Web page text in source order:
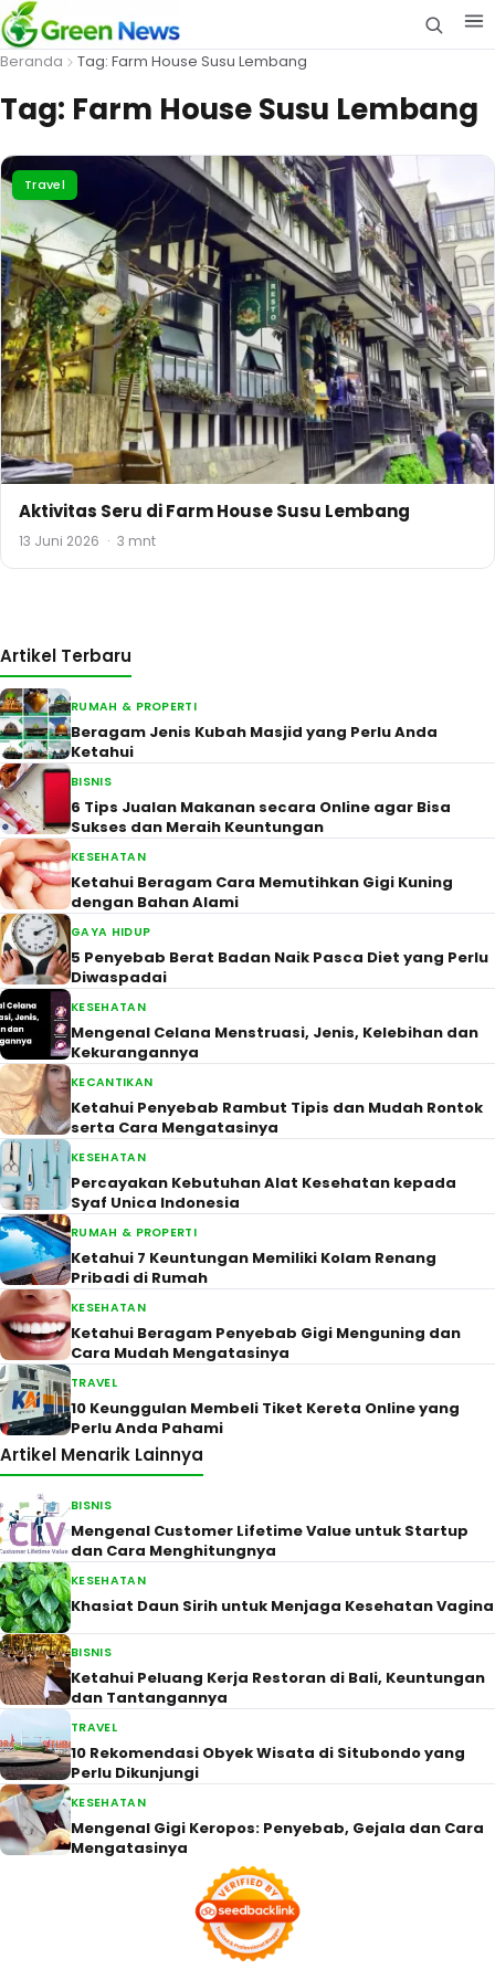
Beranda Tag: Farm House Susu Lembang
Tag: Farm House Susu Lembang
Travel
Aktivitas Seru di Farm House Susu Lembang
13 Juni 2026 · 3 mnt
Artikel Terbaru
RUMAH & PROPERTI
Beragam Jenis Kubah Masjid yang Perlu Anda
Ketahui
BISNIS
6 Tips Jualan Makanan secara Online agar Bisa
Sukses dan Meraih Keuntungan
KESEHATAN
Ketahui Beragam Cara Memutihkan Gigi Kuning
dengan Bahan Alami
GAYA HIDUP
5 Penyebab Berat Badan Naik Pasca Diet yang Perlu
Diwaspadai
KESEHATAN
Mengenal Celana Menstruasi, Jenis, Kelebihan dan
Kekurangannya
KECANTIKAN
Ketahui Penyebab Rambut Tipis dan Mudah Rontok
serta Cara Mengatasinya
KESEHATAN
Percayakan Kebutuhan Alat Kesehatan kepada
Syaf Unica Indonesia
RUMAH & PROPERTI
Ketahui 7 Keuntungan Memiliki Kolam Renang
Pribadi di Rumah
KESEHATAN
Ketahui Beragam Penyebab Gigi Menguning dan
Cara Mudah Mengatasinya
TRAVEL
10 Keunggulan Membeli Tiket Kereta Online yang
Perlu Anda Pahami
Artikel Menarik Lainnya
BISNIS
Mengenal Customer Lifetime Value untuk Startup
dan Cara Menghitungnya
KESEHATAN
Khasiat Daun Sirih untuk Menjaga Kesehatan Vagina
BISNIS
Ketahui Peluang Kerja Restoran di Bali, Keuntungan
dan Tantangannya
TRAVEL
10 Rekomendasi Obyek Wisata di Situbondo yang
Perlu Dikunjungi
KESEHATAN
Mengenal Gigi Keropos: Penyebab, Gejala dan Cara
Mengatasinya